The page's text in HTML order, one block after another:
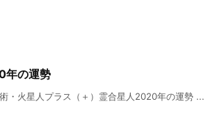
年の運勢
・火星人プラス（＋）霊合星人2020年の運勢 ...